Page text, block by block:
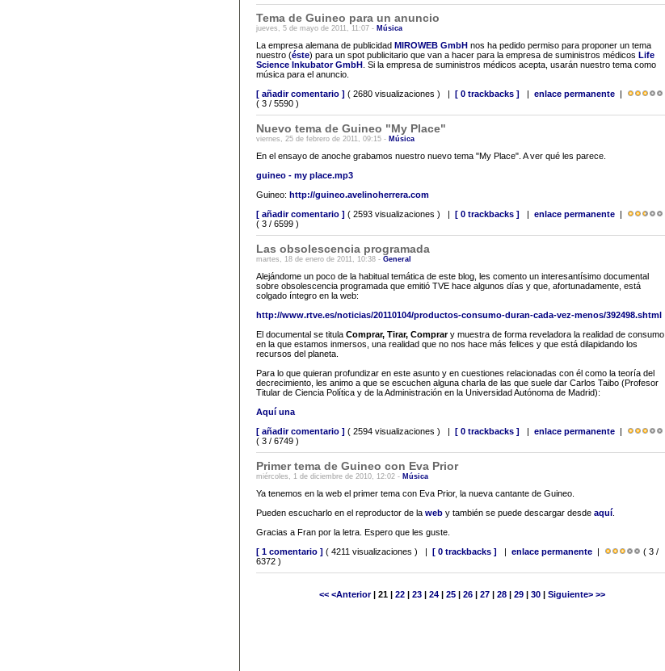
Tema de Guineo para un anuncio
jueves, 5 de mayo de 2011, 11:07 - Música
La empresa alemana de publicidad MIROWEB GmbH nos ha pedido permiso para proponer un tema
nuestro (éste) para un spot publicitario que van a hacer para la empresa de suministros médicos Life
Science Inkubator GmbH . Si la empresa de suministros médicos acepta, usarán nuestro tema como
música para el anuncio.
[ añadir comentario ] ( 2680 visualizaciones ) | [ 0 trackbacks ] | enlace permanente |
( 3 / 5590 )
Nuevo tema de Guineo "My Place"
viernes, 25 de febrero de 2011, 09:15 - Música
En el ensayo de anoche grabamos nuestro nuevo tema "My Place". A ver qué les parece.
guineo - my place.mp3
Guineo: http://guineo.avelinoherrera.com
[ añadir comentario ] ( 2593 visualizaciones ) | [ 0 trackbacks ] | enlace permanente |
( 3 / 6599 )
Las obsolescencia programada
martes, 18 de enero de 2011, 10:38 - General
Alejándome un poco de la habitual temática de este blog, les comento un interesantísimo documental
sobre obsolescencia programada que emitió TVE hace algunos días y que, afortunadamente, está
colgado íntegro en la web:
http://www.rtve.es/noticias/20110104/productos-consumo-duran-cada-vez-menos/392498.shtml
El documental se titula Comprar, Tirar, Comprary muestra de forma reveladora la realidad de consumo
en la que estamos inmersos, una realidad que no nos hace más felices y que está dilapidando los
recursos del planeta.
Para lo que quieran profundizar en este asunto y en cuestiones relacionadas con él como la teoría del
decrecimiento, les animo a que se escuchen alguna charla de las que suele dar Carlos Taibo (Profesor
Titular de Ciencia Política y de la Administración en la Universidad Autónoma de Madrid):
Aquí una
[ añadir comentario ] ( 2594 visualizaciones ) | [ 0 trackbacks ] | enlace permanente |
( 3 / 6749 )
Primer tema de Guineo con Eva Prior
miércoles, 1 de diciembre de 2010, 12:02 - Música
Ya tenemos en la web el primer tema con Eva Prior, la nueva cantante de Guineo.
Pueden escucharlo en el reproductor de la web y también se puede descargar desde aquí
Gracias a Fran por la letra. Espero que les guste.
[ 1 comentario ] ( 4211 visualizaciones ) | [ 0 trackbacks ] | enlace permanente |
( 3 /
6372 )
<< <Anterior| 21 | 22| 23| 24| 25| 26| 27| 28| 29| 30| Siguiente> >>